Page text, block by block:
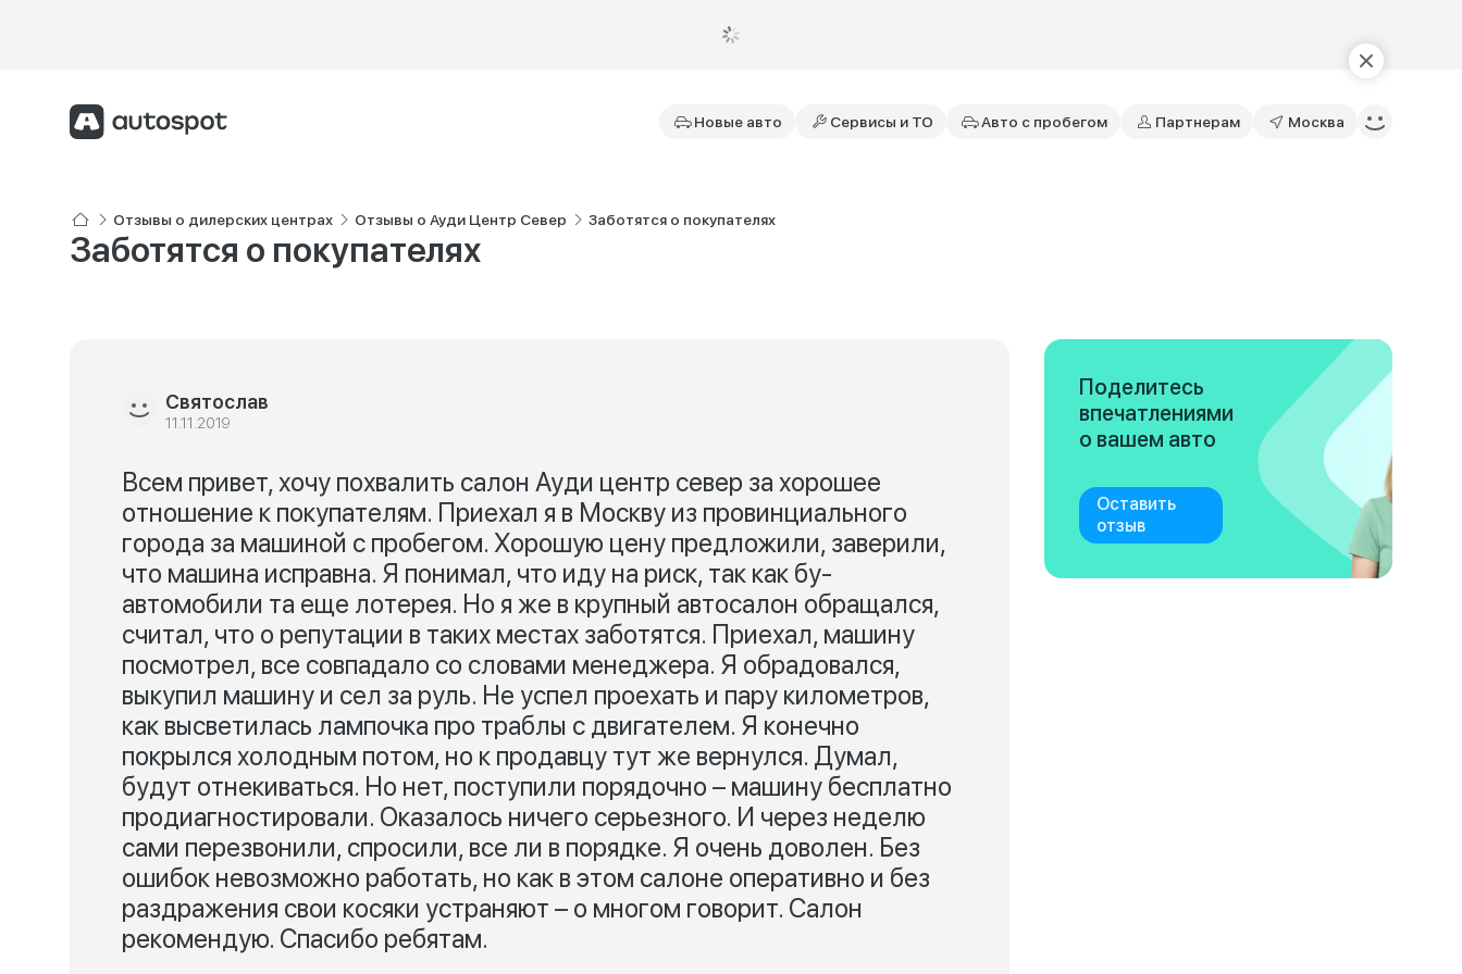
Новые авто Сервисы и ТО Авто с пробегом Партнерам Москва
Отзывы о дилерских центрах Отзывы о Ауди Центр Север Заботятся о покупателях
Заботятся о покупателях
Святослав
11.11.2019
Всем привет, хочу похвалить салон Ауди центр север за хорошее
отношение к покупателям. Приехал я в Москву из провинциального
города за машиной с пробегом. Хорошую цену предложили, заверили,
что машина исправна. Я понимал, что иду на риск, так как бу-
автомобили та еще лотерея. Но я же в крупный автосалон обращался,
считал, что о репутации в таких местах заботятся. Приехал, машину
посмотрел, все совпадало со словами менеджера. Я обрадовался,
выкупил машину и сел за руль. Не успел проехать и пару километров,
как высветилась лампочка про траблы с двигателем. Я конечно
покрылся холодным потом, но к продавцу тут же вернулся. Думал,
будут отнекиваться. Но нет, поступили порядочно – машину бесплатно
продиагностировали. Оказалось ничего серьезного. И через неделю
сами перезвонили, спросили, все ли в порядке. Я очень доволен. Без
ошибок невозможно работать, но как в этом салоне оперативно и без
раздражения свои косяки устраняют – о многом говорит. Салон
рекомендую. Спасибо ребятам.
Поделитесь
впечатлениями
о вашем авто
Оставить
отзыв